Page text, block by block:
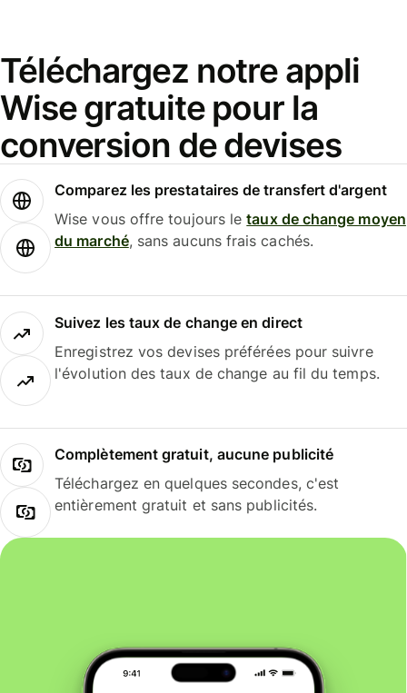
Téléchargez notre appli
Wise gratuite pour la
conversion de devises
Comparez les prestataires de transfert d'argent
Wise vous offre toujours letaux de change moyen
du marché, sans aucuns frais cachés.
Suivez les taux de change en direct
Enregistrez vos devises préférées pour suivre
l'évolution des taux de change au fil du temps.
Complètement gratuit, aucune publicité
Téléchargez en quelques secondes, c'est
entièrement gratuit et sans publicités.